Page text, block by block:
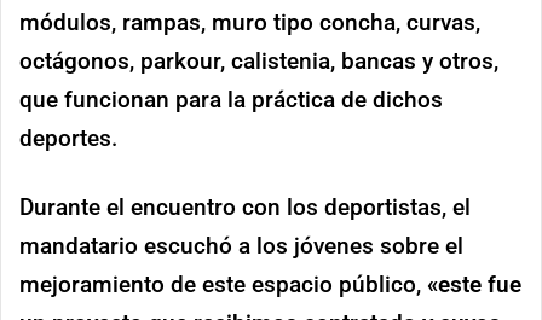
módulos, rampas, muro tipo concha, curvas,
octágonos, parkour, calistenia, bancas y otros,
que funcionan para la práctica de dichos
deportes.
Durante el encuentro con los deportistas, el
mandatario escuchó a los jóvenes sobre el
mejoramiento de este espacio público, «este fue